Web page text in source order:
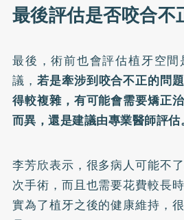
最後評估是否咬合不
最後，術前也會評估植牙空
議， 若是牽涉到咬合不正的問
得較複雜，有可能會需要矯正
而異，還是建議由專業醫師評估
李芳欣表示，很多病人可能不
次手術，而且也需要花費較長
實為了植牙之後的健康維持，